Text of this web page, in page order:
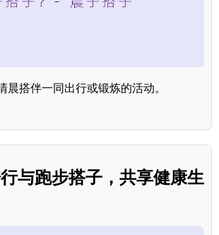
晨搭伴一同出行或锻炼的活动。
与跑步搭子，共享健康生